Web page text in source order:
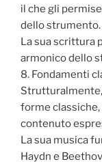
il che gli
dello strumento.
La sua scrittura
armonico dello
8. Fondamenti
forme classiche,
contenuto
La sua musica
Haydn e